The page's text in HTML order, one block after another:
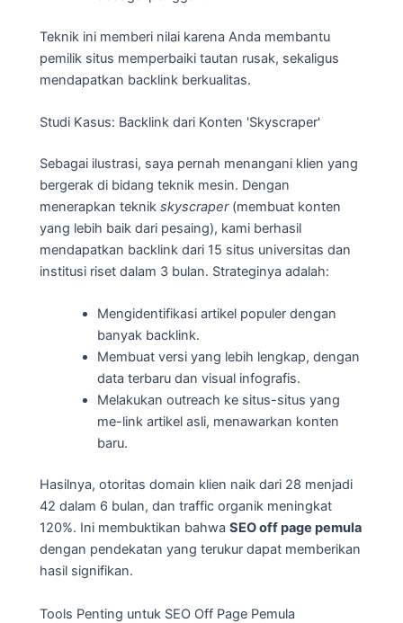
Teknik ini memberi nilai karena Anda membantu
pemilik situs memperbaiki tautan rusak, sekaligus
mendapatkan backlink berkualitas.
Studi Kasus: Backlink dari Konten 'Skyscraper'
Sebagai ilustrasi, saya pernah menangani klien yang
bergerak di bidang teknik mesin. Dengan
menerapkan teknik skyscraper(membuat konten
yang lebih baik dari pesaing), kami berhasil
mendapatkan backlink dari 15 situs universitas dan
institusi riset dalam 3 bulan. Strateginya adalah:
Mengidentifikasi artikel populer dengan
banyak backlink.
Membuat versi yang lebih lengkap, dengan
data terbaru dan visual infografis.
Melakukan outreach ke situs-situs yang
me-link artikel asli, menawarkan konten
baru.
Hasilnya, otoritas domain klien naik dari 28 menjadi
42 dalam 6 bulan, dan traffic organik meningkat
120%. Ini membuktikan bahwa SEO off page pemula
dengan pendekatan yang terukur dapat memberikan
hasil signifikan.
Tools Penting untuk SEO Off Page Pemula